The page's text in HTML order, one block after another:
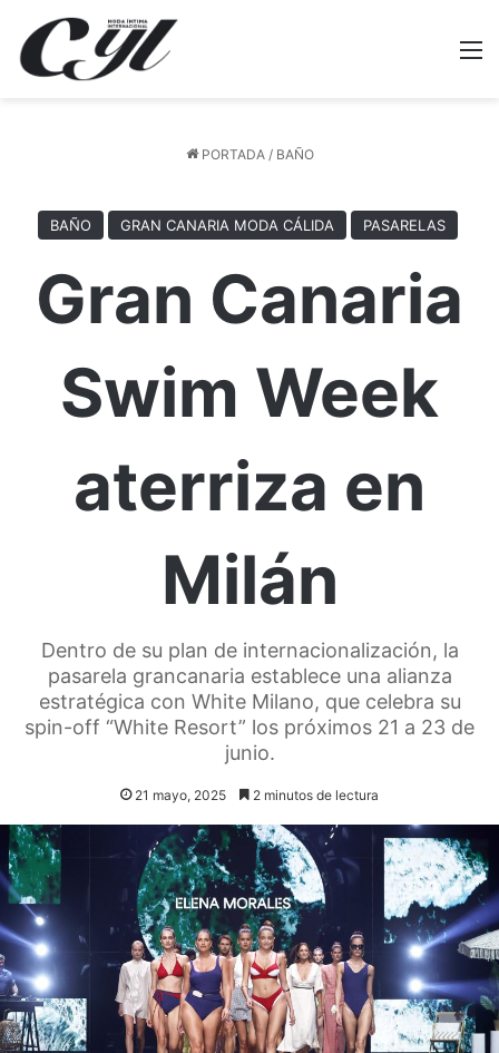
PORTADA / BAÑO
BAÑO GRAN CANARIA MODA CÁLIDA PASARELAS
Gran Canaria
Swim Week
aterriza en
Milán
Dentro de su plan de internacionalización, la
pasarela grancanaria establece una alianza
estratégica con White Milano, que celebra su
spin-off “White Resort” los próximos 21 a 23 de
junio.
21 mayo, 2025 2 minutos de lectura